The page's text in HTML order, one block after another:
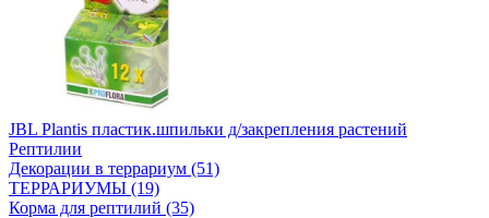
JBL Plantis пластик.шпильки д/закрепления растений
Рептилии
Декорации в террариум (51)
ТЕРРАРИУМЫ (19)
Корма для рептилий (35)